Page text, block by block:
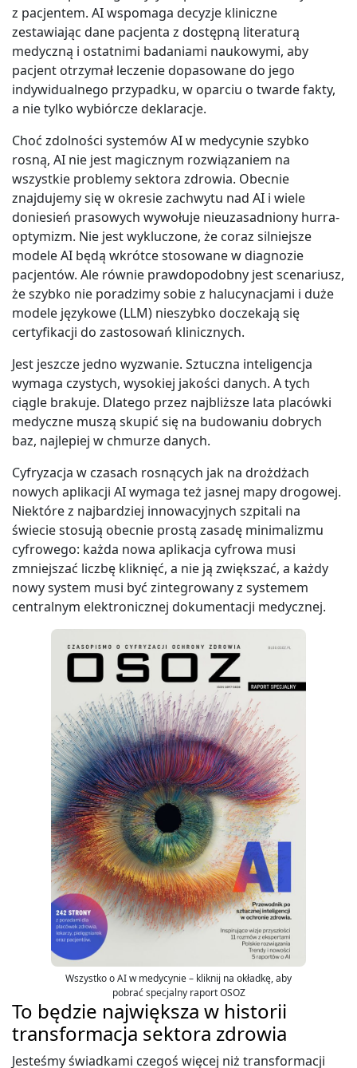
z pacjentem. AI wspomaga decyzje kliniczne
zestawiając dane pacjenta z dostępną literaturą
medyczną i ostatnimi badaniami naukowymi, aby
pacjent otrzymał leczenie dopasowane do jego
indywidualnego przypadku, w oparciu o twarde fakty,
a nie tylko wybiórcze deklaracje.
Choć zdolności systemów AI w medycynie szybko
rosną, AI nie jest magicznym rozwiązaniem na
wszystkie problemy sektora zdrowia. Obecnie
znajdujemy się w okresie zachwytu nad AI i wiele
doniesień prasowych wywołuje nieuzasadniony hurra-
optymizm. Nie jest wykluczone, że coraz silniejsze
modele AI będą wkrótce stosowane w diagnozie
pacjentów. Ale równie prawdopodobny jest scenariusz,
że szybko nie poradzimy sobie z halucynacjami i duże
modele językowe (LLM) nieszybko doczekają się
certyfikacji do zastosowań klinicznych.
Jest jeszcze jedno wyzwanie. Sztuczna inteligencja
wymaga czystych, wysokiej jakości danych. A tych
ciągle brakuje. Dlatego przez najbliższe lata placówki
medyczne muszą skupić się na budowaniu dobrych
baz, najlepiej w chmurze danych.
Cyfryzacja w czasach rosnących jak na drożdżach
nowych aplikacji AI wymaga też jasnej mapy drogowej.
Niektóre z najbardziej innowacyjnych szpitali na
świecie stosują obecnie prostą zasadę minimalizmu
cyfrowego: każda nowa aplikacja cyfrowa musi
zmniejszać liczbę kliknięć, a nie ją zwiększać, a każdy
nowy system musi być zintegrowany z systemem
centralnym elektronicznej dokumentacji medycznej.
Wszystko o AI w medycynie – kliknij na okładkę, aby
pobrać specjalny raport OSOZ
To będzie największa w historii
transformacja sektora zdrowia
Jesteśmy świadkami czegoś więcej niż transformacji